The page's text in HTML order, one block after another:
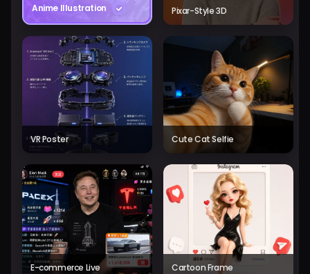
Anime Illustration Pixar-Style 3D
VR Poster Cute Cat Selfie
E-commerce Live Cartoon Frame